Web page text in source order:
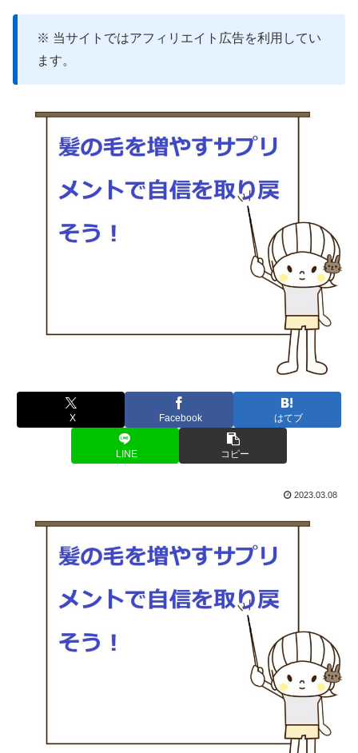
※ 当サイトではアフィリエイト広告を利用してい
ます。
X Facebook はてブ
LINE コピー
2023.03.08